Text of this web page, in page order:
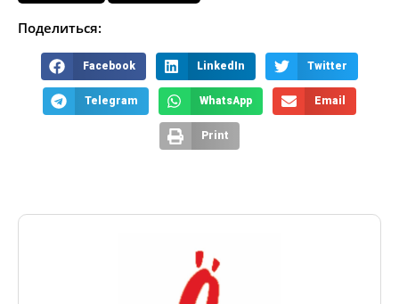
Поделиться:
Facebook LinkedIn Twitter
Telegram WhatsApp Email
Print